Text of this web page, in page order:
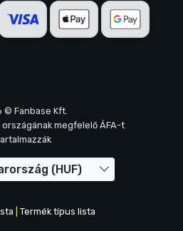
© Fanbase Kft.
országának megfelelő ÁFA-t
(HUF)
Termék típus lista